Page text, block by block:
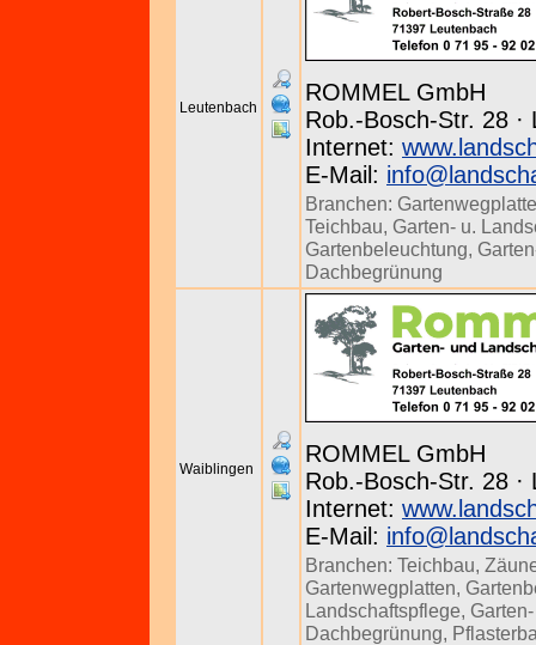
Leutenbach
ROMMEL GmbH
Rob.-Bosch-Str. 28 ·
Internet:
E-Mail:
Branchen:
Teichbau, Garten- u.
Gartenbeleuchtung,
Dachbegrünung
Waiblingen
ROMMEL GmbH
Rob.-Bosch-Str. 28 ·
Internet:
E-Mail:
Branchen: Teichbau,
Gartenwegplatten,
Landschaftspflege,
Dachbegrünung,